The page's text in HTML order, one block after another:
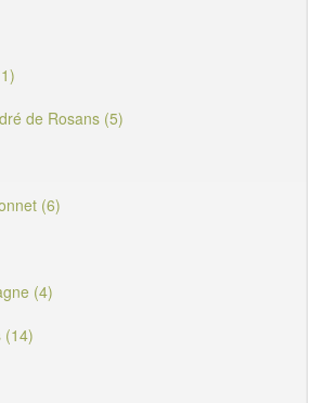
de Rosans (5)
(6)
(4)
(14)